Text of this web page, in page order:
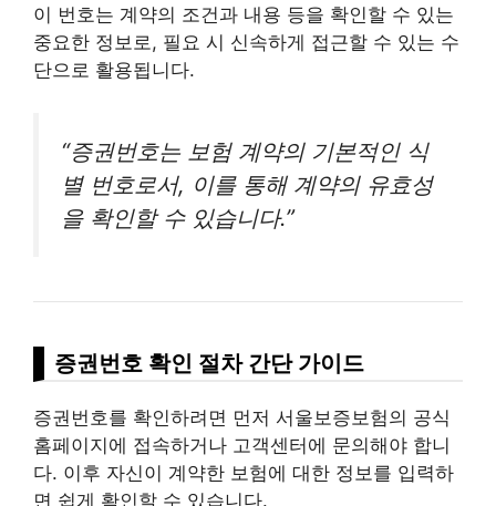
이 번호는 계약의 조건과 내용 등을 확인할 수 있는
중요한 정보로, 필요 시 신속하게 접근할 수 있는 수
단으로 활용됩니다.
“증권번호는 보험 계약의 기본적인 식
별 번호로서, 이를 통해 계약의 유효성
을 확인할 수 있습니다.”
증권번호 확인 절차 간단 가이드
증권번호를 확인하려면 먼저 서울보증보험의 공식
홈페이지에 접속하거나 고객센터에 문의해야 합니
다. 이후 자신이 계약한 보험에 대한 정보를 입력하
면 쉽게 확인할 수 있습니다.